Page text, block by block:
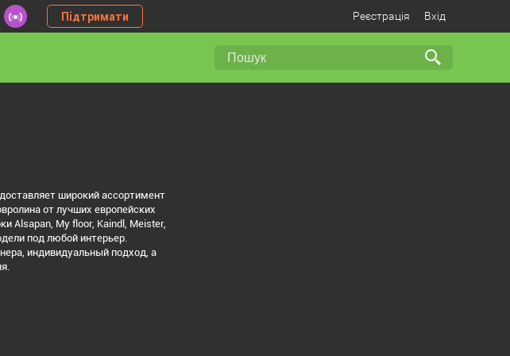
Підтримати Реєстрація Вхід
широкий ассортимент
от лучших европейских
Alsapan, My floor, Kaindl, Meister,
под любой интерьер.
индивидуальный подход, а